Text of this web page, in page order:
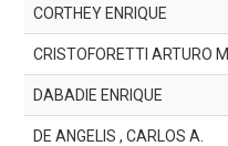
CORTHEY ENRIQUE
CRISTOFORETTI ARTURO M.
DABADIE ENRIQUE
DE ANGELIS , CARLOS A.